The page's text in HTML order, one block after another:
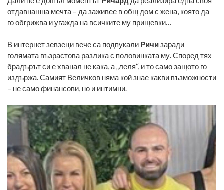
отдавнашна мечта – да заживее в общ дом с жена, която да
го обгрижва и угажда на всичките му прищевки…
В интернет зевзеци вече са подпукали Ричизаради
голямата възрастова разлика с половинката му. Според тях
брадърът си е хванал не кака, а „леля“, и то само защото го
издържа. Самият Величков няма кой знае какви възможности
– не само финансови, но и интимни.